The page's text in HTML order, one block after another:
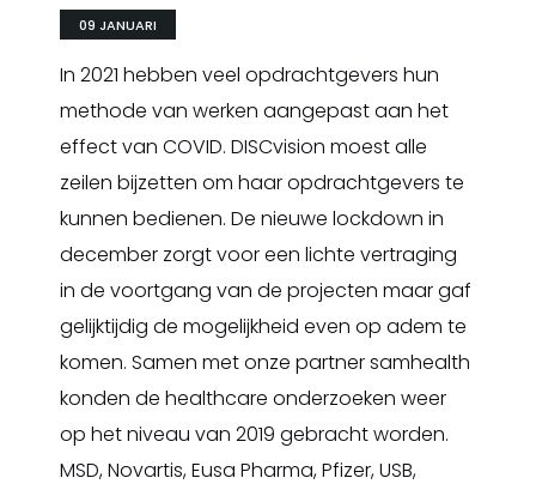
09 JANUARI
In 2021 hebben veel opdrachtgevers hun
methode van werken aangepast aan het
effect van COVID. DISCvision moest alle
zeilen bijzetten om haar opdrachtgevers te
kunnen bedienen. De nieuwe lockdown in
december zorgt voor een lichte vertraging
in de voortgang van de projecten maar gaf
gelijktijdig de mogelijkheid even op adem te
komen. Samen met onze partner samhealth
konden de healthcare onderzoeken weer
op het niveau van 2019 gebracht worden.
MSD, Novartis, Eusa Pharma, Pfizer, USB,